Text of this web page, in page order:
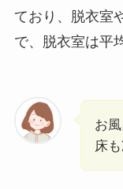
ており、脱衣室
で、脱衣室は平
お
床